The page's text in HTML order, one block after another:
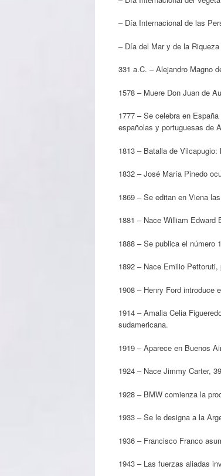
– Día Internacional de las
– Día del Mar y de la
331 a.C. – Alejandro Magno
1578 – Muere Don Juan de
1777 – Se celebra en
españolas y portuguesas de
1813 – Batalla de
1832 – José María Pinedo
1869 – Se editan en Viena
1881 – Nace William Edward
1888 – Se publica el número
1892 – Nace Emilio Pettoruti,
1908 – Henry Ford introduce
1914 – Amalia Celia
sudamericana.
1919 – Aparece en Buenos
1924 – Nace Jimmy Carter,
1928 – BMW comienza la
1933 – Se le designa a la
1936 – Francisco Franco
1943 – Las fuerzas aliadas